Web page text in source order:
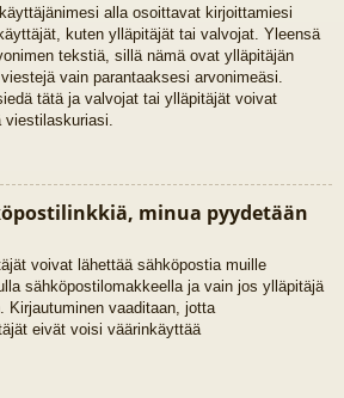
alla osoittavat kirjoittamiesi
kuten ylläpitäjät tai valvojat. Yleensä
tekstiä, sillä nämä ovat ylläpitäjän
vain parantaaksesi arvonimeäsi.
tätä ja valvojat tai ylläpitäjät voivat
viestilaskuriasi.
minua pyydetään
voivat lähettää sähköpostia muille
sähköpostilomakkeella ja vain jos ylläpitäjä
Kirjautuminen vaaditaan, jotta
eivät voisi väärinkäyttää